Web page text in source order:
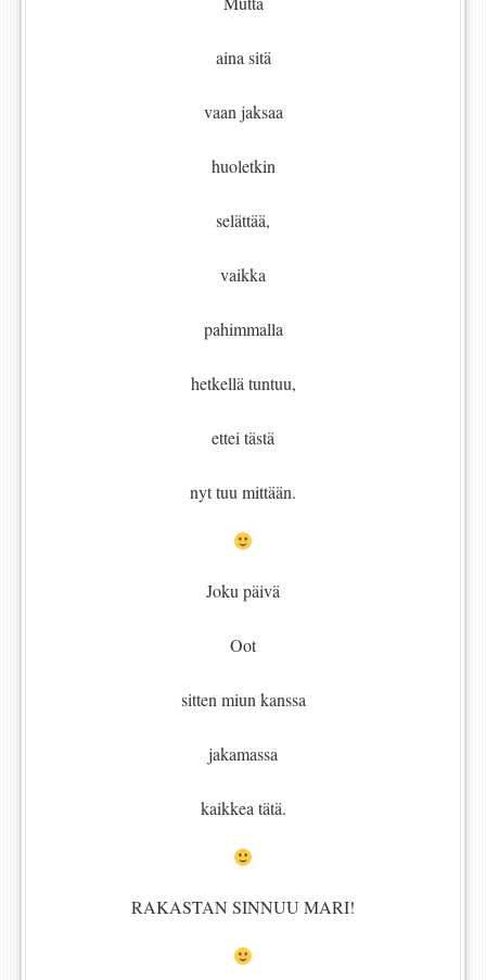
aina sitä
vaan jaksaa
huoletkin
selättää,
vaikka
pahimmalla
hetkellä tuntuu,
ettei tästä
nyt tuu mittään.
Joku päivä
Oot
sitten miun kanssa
jakamassa
kaikkea tätä.
RAKASTAN SINNUU MARI!